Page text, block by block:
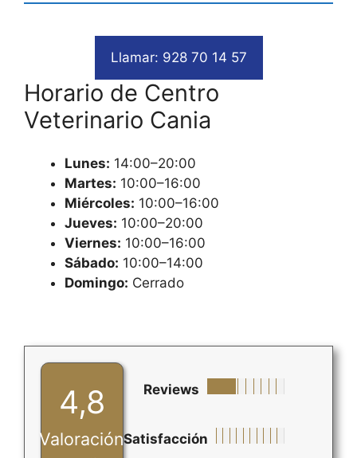
Llamar: 928 70 14 57
Horario de Centro
Veterinario Cania
Lunes: 14:00–20:00
Martes: 10:00–16:00
Miércoles: 10:00–16:00
Jueves: 10:00–20:00
Viernes: 10:00–16:00
Sábado: 10:00–14:00
Domingo: Cerrado
4,8
Valoración
Reviews
Satisfacción